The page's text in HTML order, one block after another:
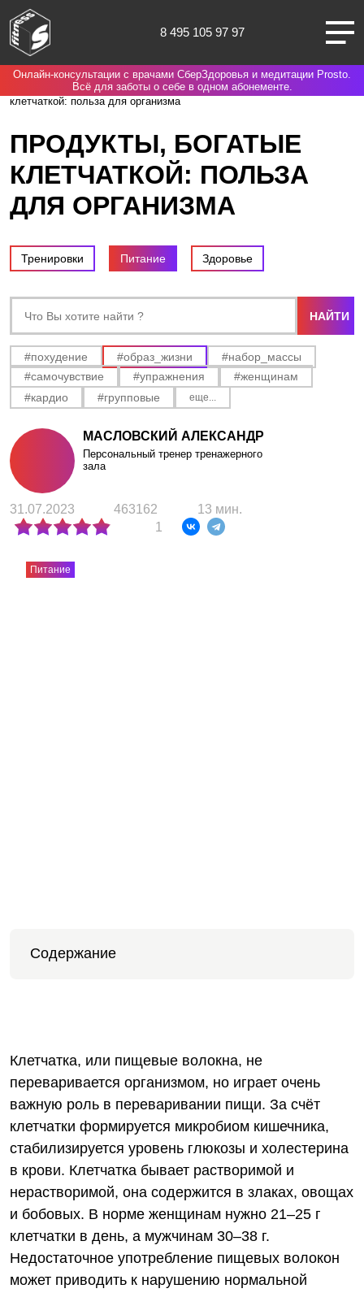
8 495 105 97 97
Москва
О НАС
ТРЕНИРОВКИ
ЧЛЕНАМ КЛУБА
АКЦИИ
Онлайн-консультации с врачами СберЗдоровья и медитации Prosto.
Всё для заботы о себе в одном абонементе.
Spirit. Fitness Блог Питание
Продукты, богатые
клетчаткой: польза для организма
ПРОДУКТЫ, БОГАТЫЕ
КЛЕТЧАТКОЙ: ПОЛЬЗА
ДЛЯ ОРГАНИЗМА
Тренировки Питание Здоровье
#похудение #образ_жизни
#набор_массы
#самочувствие
#упражнения
#женщинам
#кардио
#групповые еще...
МАСЛОВСКИЙ АЛЕКСАНДР
Персональный тренер тренажерного
зала
31.07.2023 463162
13 мин.
1
Питание
Содержание
Клетчатка, или пищевые волокна, не
переваривается организмом, но играет очень
важную роль в переваривании пищи. За счёт
клетчатки формируется микробиом кишечника,
стабилизируется уровень глюкозы и холестерина
в крови. Клетчатка бывает растворимой и
нерастворимой, она содержится в злаках, овощах
и бобовых. В норме женщинам нужно 21–25 г
клетчатки в день, а мужчинам 30–38 г.
Недостаточное употребление пищевых волокон
может приводить к нарушению нормальной